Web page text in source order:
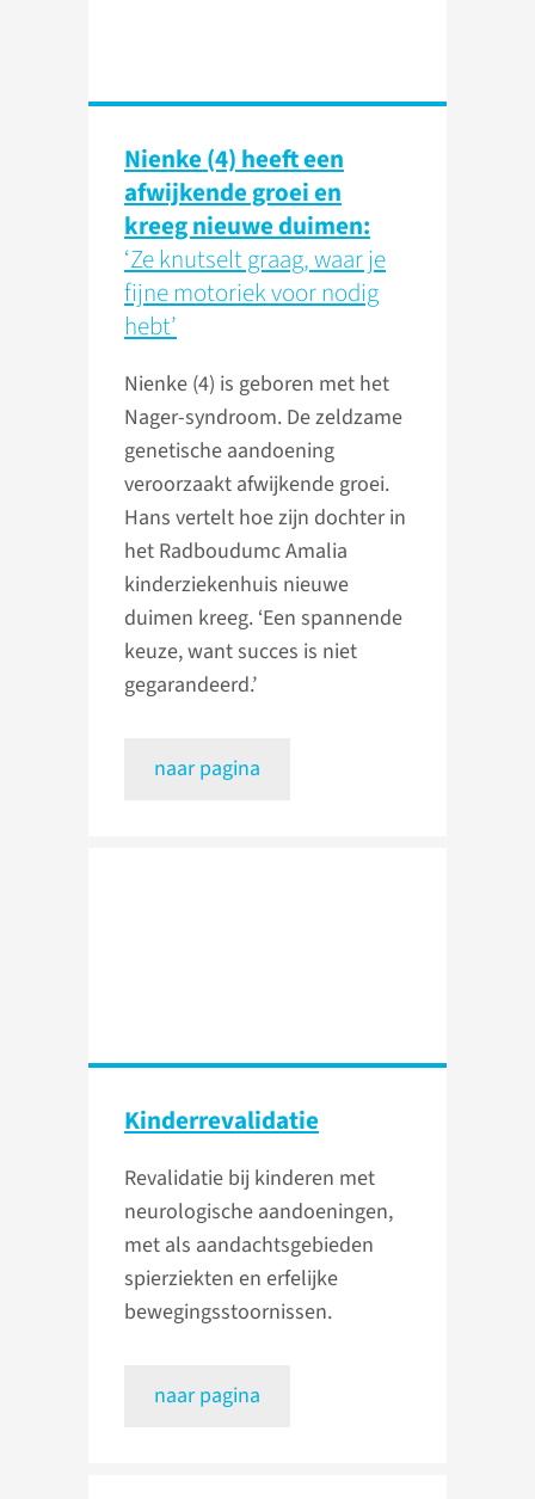
Nienke (4) heeft een
afwijkende groei en
kreeg nieuwe duimen:
‘Ze knutselt graag, waar je
fijne motoriek voor nodig
hebt’
Nienke (4) is geboren met het
Nager-syndroom. De zeldzame
genetische aandoening
veroorzaakt afwijkende groei.
Hans vertelt hoe zijn dochter in
het Radboudumc Amalia
kinderziekenhuis nieuwe
duimen kreeg. ‘Een spannende
keuze, want succes is niet
gegarandeerd.’
naar pagina
Kinder­revalidatie
Revalidatie bij kinderen met
neurologische aandoeningen,
met als aandachtsgebieden
spierziekten en erfelijke
bewegingsstoornissen.
naar pagina